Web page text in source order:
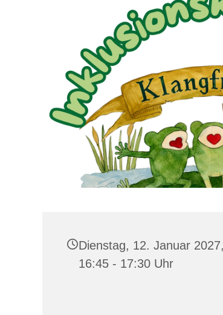
Dienstag, 12. Januar 2027,
16:45 - 17:30 Uhr